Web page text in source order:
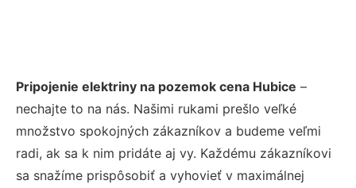
Pripojenie elektriny na pozemok cena Hubice –
nechajte to na nás. Našimi rukami prešlo veľké
množstvo spokojných zákazníkov a budeme veľmi
radi, ak sa k nim pridáte aj vy. Každému zákazníkovi
sa snažíme prispôsobiť a vyhovieť v maximálnej